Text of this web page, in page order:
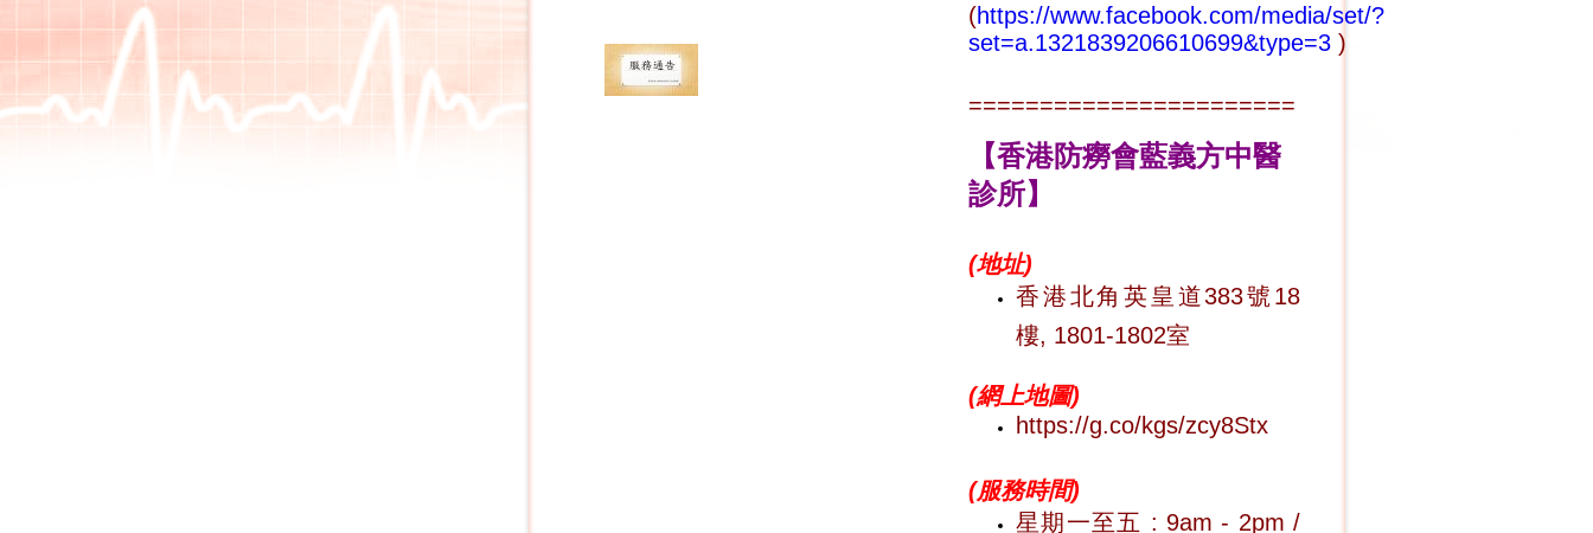
(https://www.facebook.com/media/set/?
set=a.1321839206610699&type=3 )
=======================
【香港防癆會藍義方中醫
診所】
(地址)
香港北角英皇道383號18
樓, 1801-1802室
(網上地圖)
https://g.co/kgs/zcy8Stx
(服務時間)
星期一至五 : 9am - 2pm /